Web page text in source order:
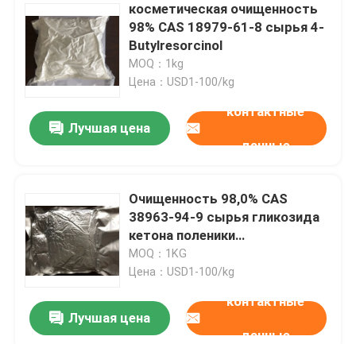
косметическая очищенность
98% CAS 18979-61-8 сырья 4-
Butylresorcinol
MOQ：1kg
Цена：USD1-100/kg
Лучшая цена
контактные
данные
Очищенность 98,0% CAS
38963-94-9 сырья гликозида
кетона поленики
косметическая
MOQ：1KG
Цена：USD1-100/kg
Лучшая цена
контактные
данные